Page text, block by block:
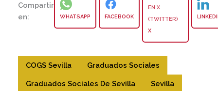
Compartir
en:
WHATSAPP FACEBOOK
X
COGS Sevilla Graduados Sociales
Graduados Sociales De Sevilla Sevilla